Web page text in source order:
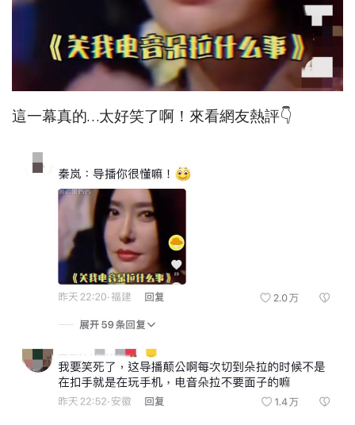
這一幕真的…太好笑了啊！來看網友熱評👇